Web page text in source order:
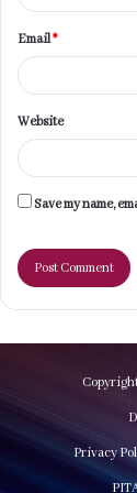
Email*
Website
Save my name,
Privacy